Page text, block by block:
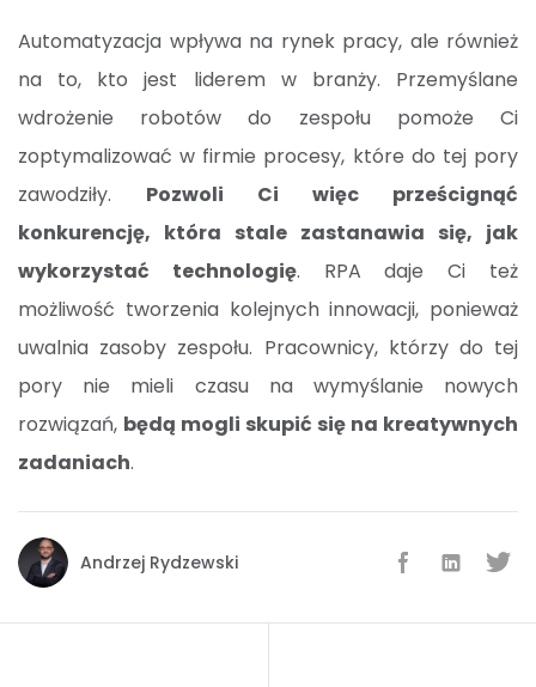
Automatyzacja wpływa na rynek pracy, ale również
na to, kto jest liderem w branży. Przemyślane
wdrożenie robotów do zespołu pomoże Ci
zoptymalizować w firmie procesy, które do tej pory
zawodziły. Pozwoli Ci więc prześcignąć
konkurencję, która stale zastanawia się, jak
wykorzystać technologię. RPA daje Ci też
możliwość tworzenia kolejnych innowacji, ponieważ
uwalnia zasoby zespołu. Pracownicy, którzy do tej
pory nie mieli czasu na wymyślanie nowych
rozwiązań, będą mogli skupić się na kreatywnych
zadaniach.
Andrzej Rydzewski